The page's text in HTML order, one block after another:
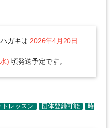
ガキは 2026年4月20日
) 頃発送予定です。